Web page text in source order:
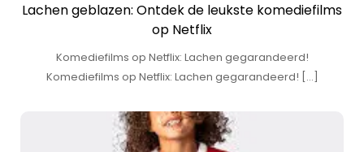
Lachen geblazen: Ontdek de leukste komediefilms
op Netflix
Komediefilms op Netflix: Lachen gegarandeerd!
Komediefilms op Netflix: Lachen gegarandeerd! […]